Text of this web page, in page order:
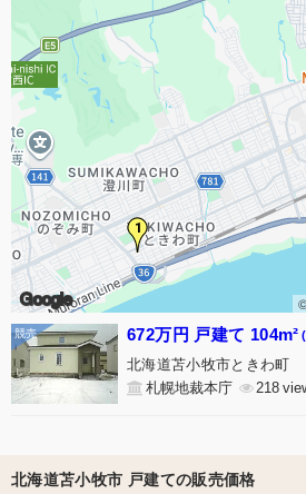
1
Google
672万円 戸建て 104m²
北海道苫小牧市ときわ町
札幌地裁本庁
218
北海道苫小牧市 戸建ての販売価格